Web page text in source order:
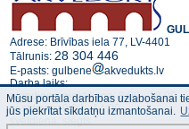
Adrese: Brīvības iela 77, LV-4401
Tālrunis:28 304 446
E-pasts: gulbene
akvedukts.lv
Darba laiks:
pirmdiena-piektdiena: 8:00 - 18:00
sestdiena: 9:00 - 14:00
svētdiena: slēgts
Mūsu portāla darbības uzlabošanai
jūs piekrītat sīkdatņu izmantošanai.